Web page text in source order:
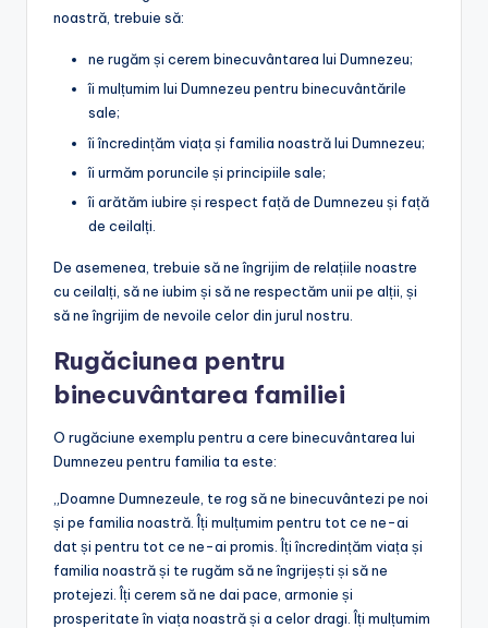
noastră, trebuie să:
ne rugăm și cerem binecuvântarea lui Dumnezeu;
îi mulțumim lui Dumnezeu pentru binecuvântările
sale;
îi încredințăm viața și familia noastră lui Dumnezeu;
îi urmăm poruncile și principiile sale;
îi arătăm iubire și respect față de Dumnezeu și față
de ceilalți.
De asemenea, trebuie să ne îngrijim de relațiile noastre
cu ceilalți, să ne iubim și să ne respectăm unii pe alții, și
să ne îngrijim de nevoile celor din jurul nostru.
Rugăciunea pentru
binecuvântarea familiei
O rugăciune exemplu pentru a cere binecuvântarea lui
Dumnezeu pentru familia ta este:
„Doamne Dumnezeule, te rog să ne binecuvântezi pe noi
și pe familia noastră. Îți mulțumim pentru tot ce ne-ai
dat și pentru tot ce ne-ai promis. Îți încredințăm viața și
familia noastră și te rugăm să ne îngrijești și să ne
protejezi. Îți cerem să ne dai pace, armonie și
prosperitate în viața noastră și a celor dragi. Îți mulțumim